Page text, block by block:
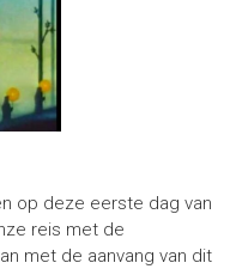
op deze eerste dag van
reis met de
met de aanvang van dit